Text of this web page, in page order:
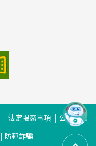
法定揭露事項
公司治理
防範詐騙